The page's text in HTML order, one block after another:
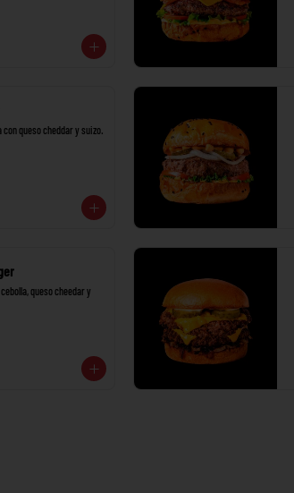
con queso cheddar y suizo.
queso cheedar y